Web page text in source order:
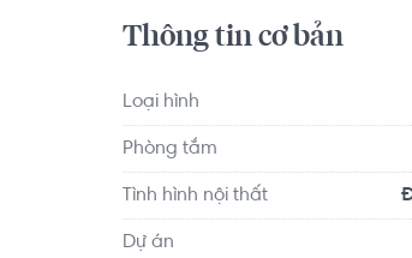
như: Trung tâm thương mại, hồ
Plus được đầu tư một khu liên
cây xanh cùng với hồ bơi rộng
Thông tin cơ bản
Loại hình
Phòng tắm
Tình hình nội thất
Dự án